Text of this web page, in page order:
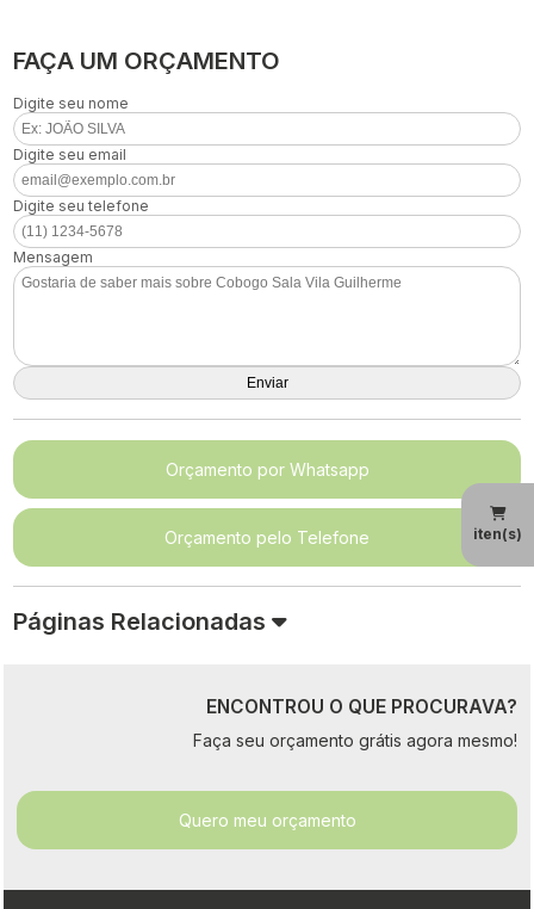
iten(s)
FAÇA UM ORÇAMENTO
Digite seu nome
Digite seu email
Digite seu telefone
Mensagem
Orçamento por Whatsapp
Orçamento pelo Telefone
Páginas Relacionadas
ENCONTROU O QUE PROCURAVA?
Faça seu orçamento grátis agora mesmo!
Quero meu orçamento